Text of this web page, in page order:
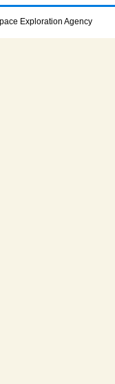
Exploration Agency